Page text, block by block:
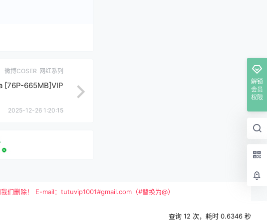
微博COSER 网红系列
[76P-665MB]VIP
2025-12-26 1:20:15
解锁
会员
权限
们删除！ E-mail：tutuvip1001#gmail.com（#替换为@）
查询 12 次，耗时 0.6346 秒